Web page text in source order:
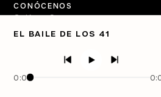
EL BAILE DE LOS 41
0:00
CONÓCENOS
Quiénes Somos
Directorio
Semanario Gatopardo